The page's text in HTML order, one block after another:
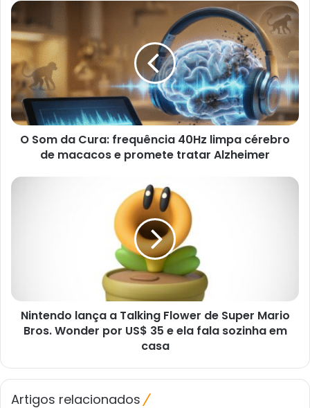
O
Som
da
Cura:
frequência
40Hz
limpa
cérebro
de
macacos
tratar
O Som da Cura: frequência 40Hz limpa cérebro
de macacos e promete tratar Alzheimer
Nintendo
Bros.
Wonder
por
e
fala
Nintendo lança a Talking Flower de Super Mario
Bros. Wonder por US$ 35 e ela fala sozinha em
casa
Artigos relacionados